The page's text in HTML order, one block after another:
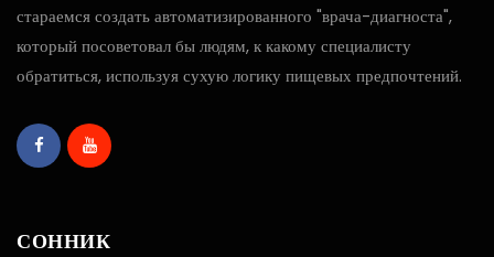
стараемся создать автоматизированного "врача-диагноста",
который посоветовал бы людям, к какому специалисту
обратиться, используя сухую логику пищевых предпочтений.
СОННИК